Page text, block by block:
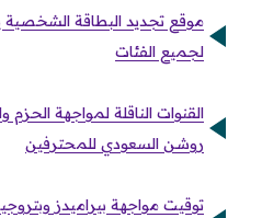
موقع تجديد البطاقة الشخصية
لجميع الفئات
القنوات الناقلة لمواجهة
روشن السعودي للمحترفين
توقيت مواجهة بيراميدز